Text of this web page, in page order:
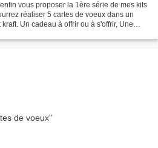
vous proposer la 1ère série de mes kits
réaliser 5 cartes de voeux dans un
Un cadeau à offrir ou à s'offrir, Une